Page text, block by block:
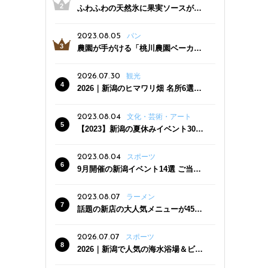
ふわふわの天然氷に果実ソースがた
三条駅近くにオープン
2023.08.05 パン
農園が手がける「桃川農園ベーカリ
った焼きたてパンのほか、ジェラー
トやスムージーも
2026.07.30 観光
2026｜新潟のヒマワリ畑 名所6選
2023.08.04
文化・芸術・アート
【2023】新潟の夏休みイベント30
2023.08.04
スポーツ
9月開催の新潟イベント14選 ご当地
2023.08.07 ラーメン
話題の新店の大人気メニューが450
クーポン登場
2026.07.07 スポーツ
2026｜新潟で人気の海水浴場＆ビー